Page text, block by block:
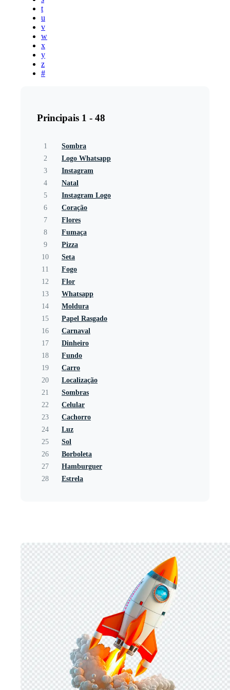
t
u
v
w
x
y
z
#
Principais 1 - 48
1
Sombra
2
Logo Whatsapp
3
Instagram
4
Natal
5
Instagram Logo
6
Coração
7
Flores
8
Fumaça
9
Pizza
10
Seta
11
Fogo
12
Flor
13
Whatsapp
14
Moldura
15
Papel Rasgado
16
Carnaval
17
Dinheiro
18
Fundo
19
Carro
20
Localização
21
Sombras
22
Celular
23
Cachorro
24
Luz
25
Sol
26
Borboleta
27
Hamburguer
28
Estrela